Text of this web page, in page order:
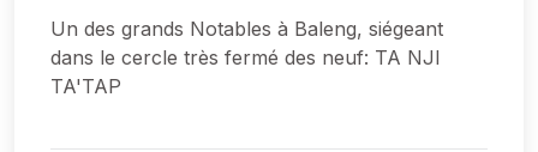
Un des grands Notables à Baleng, siégeant
dans le cercle très fermé des neuf: TA NJI
TA'TAP